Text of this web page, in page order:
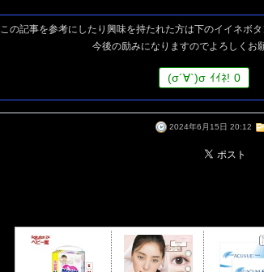
この記事を参考にしたり興味を持たれた方は下のイイネボ
今後の励みになりますのでよろしくお
(σ´∀`)σ ｲｲﾈ! 0
2024年6月15日 20:12